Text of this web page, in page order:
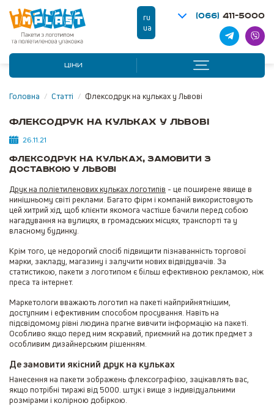
ru
ua
(066) 411-5000
ЦІНИ
Головна / Статті / Флексодрук на кульках у Львові
Флексодрук на кульках у Львові
26.11.21
Флексодрук на кульках, замовити з
доставкою у Львові
Друк на поліетиленових кульках логотипів - це поширене явище в
нинішньому світі реклами. Багато фірм і компаній використовують
цей хитрий хід, щоб клієнти якомога частіше бачили перед собою
нагадування на вулицях, в громадських місцях, транспорті та у
власному будинку.
Крім того, це недорогий спосіб підвищити пізнаванність торгової
марки, закладу, магазину і залучити нових відвідувачів. За
статистикою, пакети з логотипом є більш ефективною рекламою, ніж
преса та інтернет.
Маркетологи вважаютьлоготип на пакеті найприйнятнішим,
доступним і ефективним способом просування. Навіть на
підсвідомому рівні людина прагне вивчити інформацію на пакеті.
Особливо якщо перед ним яскравий, приємний на дотик предмет з
особливим дизайнерським рішенням.
Де замовити якісний друк на кульках
Нанесення на пакети зображеньфлексографією, зацікавлять вас,
якщо потрібні тиражі від 5000. штук і вище з індивідуальними
розмірами і колірною добіркою.